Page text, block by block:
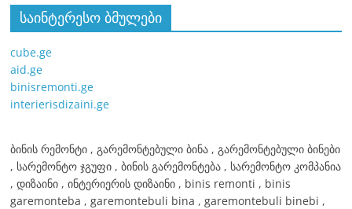
საინტერესო ბმულები
cube.ge
aid.ge
binisremonti.ge
interierisdizaini.ge
ბინის რემონტი , გარემონტებული ბინა , გარემონტებული ბინები
, სარემონტო ჯგუფი , ბინის გარემონტება , სარემონტო კომპანია
, დიზაინი , ინტერიერის დიზაინი , binis remonti , binis
garemonteba , garemontebuli bina , garemontebuli binebi ,